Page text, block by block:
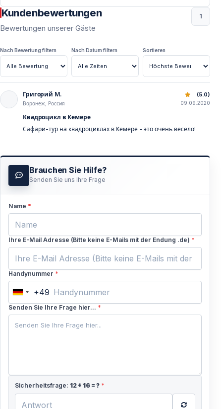
Kundenbewertungen
Bewertungen unserer Gäste
1
Nach Bewertung filtern Nach Datum filtern Sortieren
Quad Safari Kemer | Pinienwald & Bergpfade Offroad Tour
Григорий M.
Воронеж, Россия
(5.0)
09.09.2020
Квадроцикл в Кемере
Сафари-тур на квадроциклах в Кемере - это очень весело!
Brauchen Sie Hilfe?
Senden Sie uns Ihre Frage
Name *
Ihre E-Mail Adresse (Bitte keine E-Mails mit der Endung .de) *
Handynummer *
Germany
+49
+49
Senden Sie Ihre Frage hier... *
Sicherheitsfrage: 12 + 16 = ? *